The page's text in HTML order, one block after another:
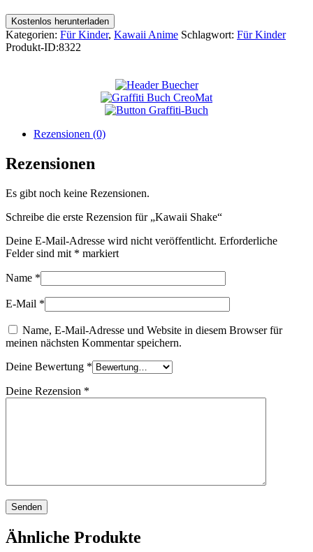
Kostenlos herunterladen
Kategorien: Für Kinder, Kawaii Anime Schlagwort: Für Kinder
Produkt-ID:8322
Rezensionen (0)
Rezensionen
Es gibt noch keine Rezensionen.
Schreibe die erste Rezension für „Kawaii Shake“
Deine E-Mail-Adresse wird nicht veröffentlicht. Erforderliche
Felder sind mit * markiert
Name *
E-Mail *
Name, E-Mail-Adresse und Website in diesem Browser für
meinen nächsten Kommentar speichern.
Deine Bewertung *
Deine Rezension *
Ähnliche Produkte